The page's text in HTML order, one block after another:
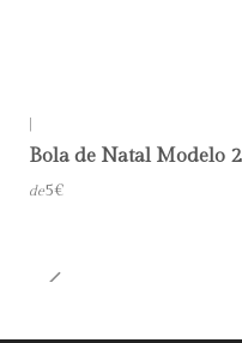
|
Bola de Natal Modelo 2
de5€